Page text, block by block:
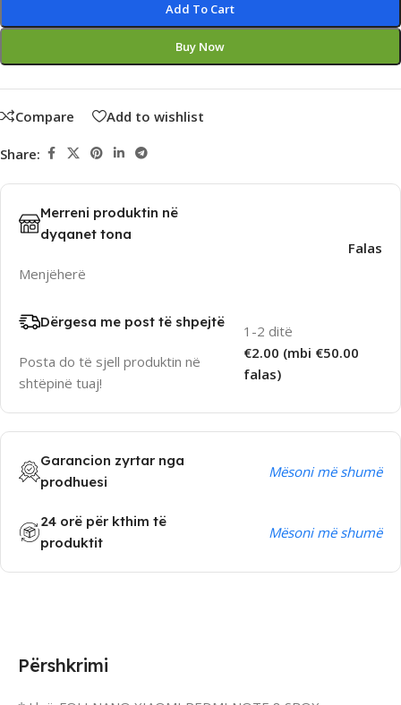
Add To Cart
Buy Now
Compare Add to wishlist
Share:
Merreni produktin në
dyqanet tona
Menjëherë
Falas
Dërgesa me post të shpejtë
Posta do të sjell produktin në
shtëpinë tuaj!
1-2 ditë
€2.00 (mbi €50.00
falas)
Garancion zyrtar nga
prodhuesi
Mësoni më shumë
24 orë për kthim të
produktit
Mësoni më shumë
Përshkrimi